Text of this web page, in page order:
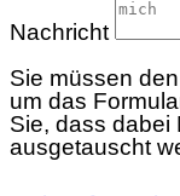
Nachricht
Sie müssen
um das
Sie, dass dabei
ausgetauscht